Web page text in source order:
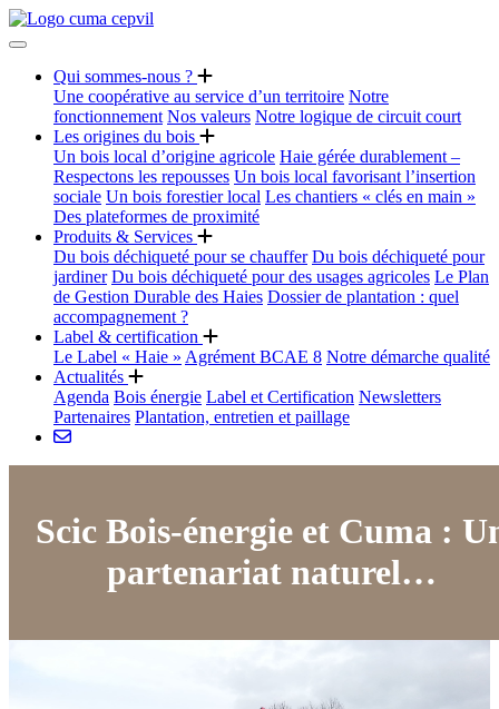
Qui sommes-nous ?
Une coopérative au service d’un territoire Notre
fonctionnement Nos valeurs Notre logique de circuit court
Les origines du bois
Un bois local d’origine agricole Haie gérée durablement –
Respectons les repousses Un bois local favorisant l’insertion
sociale Un bois forestier local Les chantiers « clés en main »
Des plateformes de proximité
Produits & Services
Du bois déchiqueté pour se chauffer Du bois déchiqueté pour
jardiner Du bois déchiqueté pour des usages agricoles Le Plan
de Gestion Durable des Haies Dossier de plantation : quel
accompagnement ?
Label & certification
Le Label « Haie » Agrément BCAE 8 Notre démarche qualité
Actualités
Agenda Bois énergie Label et Certification Newsletters
Partenaires Plantation, entretien et paillage
Scic Bois-énergie et Cuma :
partenariat naturel…